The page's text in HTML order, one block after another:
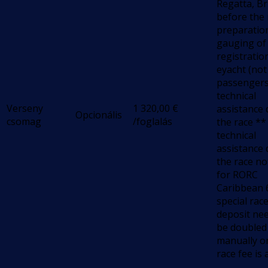
Verseny
csomag
Opcionális 1 320,00 €
/foglalás
Regatta,
before the
gauging of
eyacht
technical
assistance
the race
technical
assistance
the race
for RORC
Caribbean
special race
deposit
be doubled
manually
race fee is